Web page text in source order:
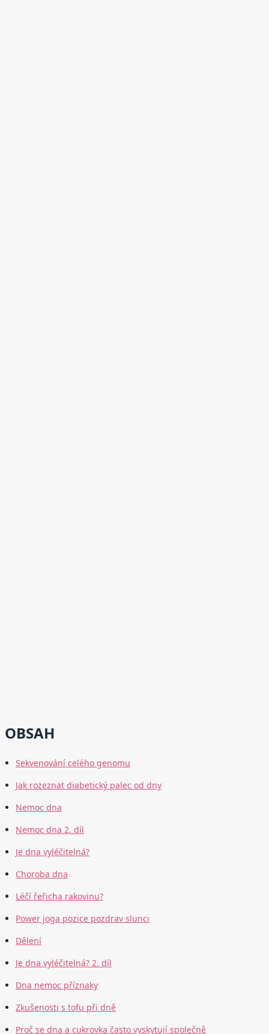
OBSAH
Sekvenování celého genomu
Jak rozeznat diabetický palec od dny
Nemoc dna
Nemoc dna 2. díl
Je dna vyléčitelná?
Choroba dna
Léčí řeřicha rakovinu?
Power joga pozice pozdrav slunci
Dělení
Je dna vyléčitelná? 2. díl
Dna nemoc příznaky
Zkušenosti s tofu při dně
Proč se dna a cukrovka často vyskytují společně